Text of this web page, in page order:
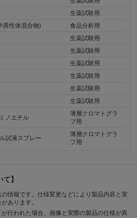
生薬試験用
異性体混合物)
食品分析用
生薬試験用
生薬試験用
生薬試験用
生薬試験用
生薬試験用
生薬試験用
ノエチル
薄層クロマトグラ
フ用
試液スプレー
薄層クロマトグラ
フ用
】
情報です。仕様変更などにより製品内容と実
あります。
行われた場合、画像と実際の製品の仕様が異